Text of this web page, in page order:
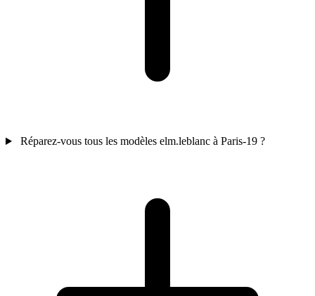
Réparez-vous tous les modèles elm.leblanc à Paris-19 ?